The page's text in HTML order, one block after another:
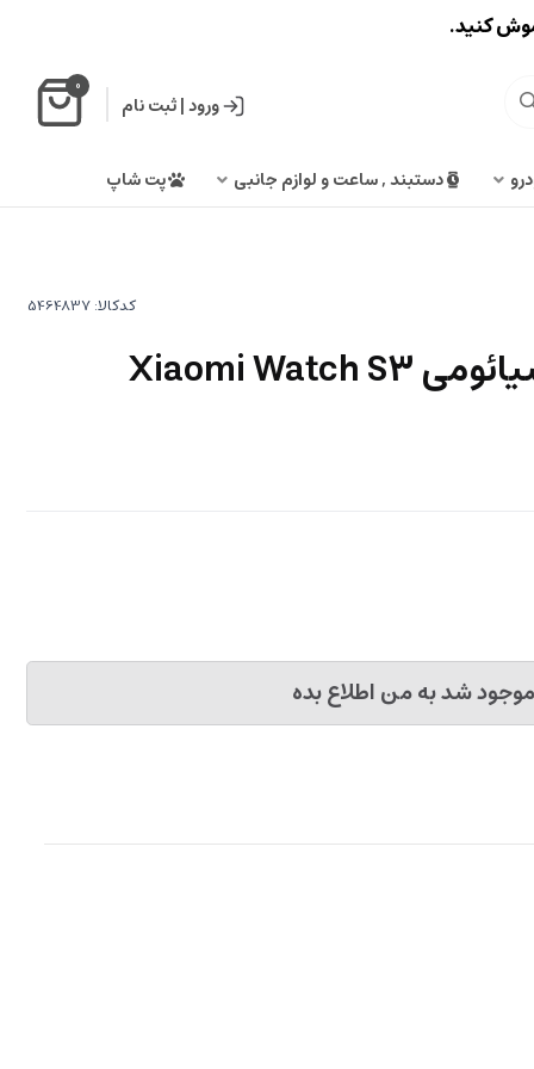
کنید.
ورود|ثبت نام
0
دستبند , ساعت و لوازم جانبی پت شاپ
کدکالا:
ساعت هوشمند شیائومی Xiaomi Watch S3
موجود شد به من اطلاع بده